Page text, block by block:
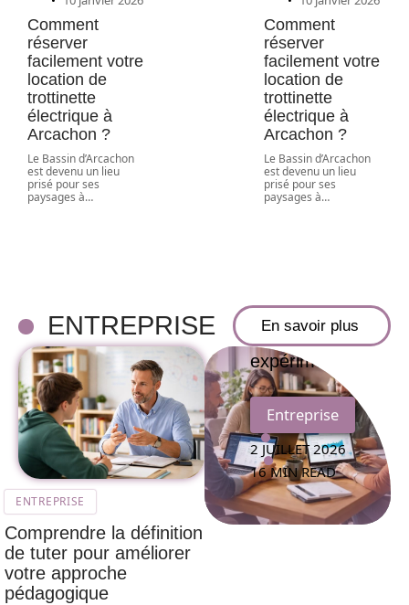
Comment
réserver
facilement votre
location de
trottinette
électrique à
Arcachon ?
Le Bassin d’Arcachon
est devenu un lieu
prisé pour ses
paysages à…
Comment
réserver
facilement votre
location de
trottinette
électrique à
Arcachon ?
Le Bassin d’Arcachon
est devenu un lieu
prisé pour ses
paysages à…
ENTREPRISE En savoir plus
ENTREPRISE
Comprendre la définition
de tuter pour améliorer
votre approche
pédagogique
Les secrets du
par les
utilisateurs
expérimentés
Entreprise
2 JUILLET 2026
16 MIN READ